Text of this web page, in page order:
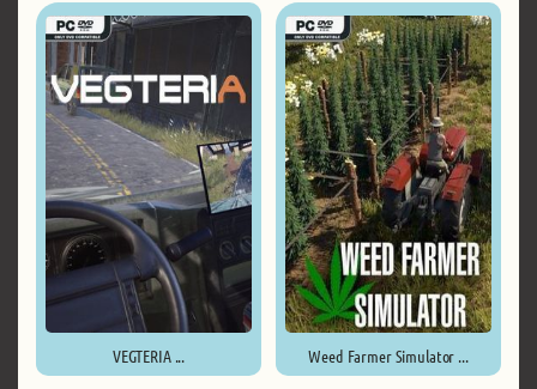
VEGTERIA ... Weed Farmer Simulator ...